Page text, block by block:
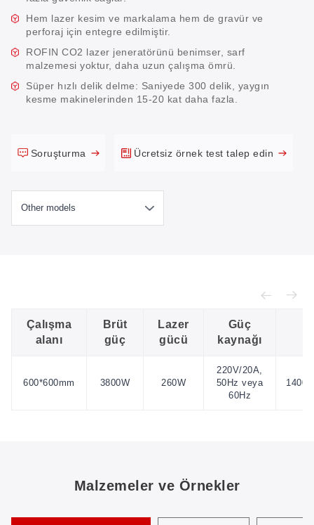
Hem lazer kesim ve markalama hem de gravür ve
perforaj için entegre edilmiştir.
ROFIN CO2 lazer jeneratörünü benimser, sarf
malzemesi yoktur, daha uzun çalışma ömrü.
Süper hızlı delik delme: Saniyede 300 delik, yaygın
kesme makinelerinden 15-20 kat daha fazla.
Soruşturma Ücretsiz örnek test talep edin
Çalışma
alanı
Brüt
güç
Lazer
gücü
Güç
kaynağı
600*600mm 3800W 260W
220V/20A,
50Hz veya
60Hz
Malzemeler ve Örnekler